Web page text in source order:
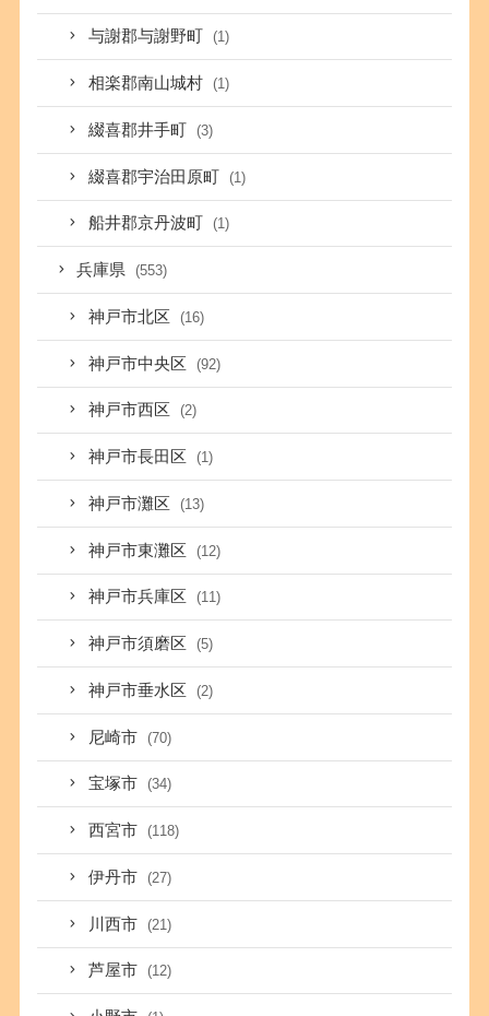
与謝郡与謝野町 (1)
相楽郡南山城村 (1)
綴喜郡井手町 (3)
綴喜郡宇治田原町 (1)
船井郡京丹波町 (1)
兵庫県 (553)
神戸市北区 (16)
神戸市中央区 (92)
神戸市西区 (2)
神戸市長田区 (1)
神戸市灘区 (13)
神戸市東灘区 (12)
神戸市兵庫区 (11)
神戸市須磨区 (5)
神戸市垂水区 (2)
尼崎市 (70)
宝塚市 (34)
西宮市 (118)
伊丹市 (27)
川西市 (21)
芦屋市 (12)